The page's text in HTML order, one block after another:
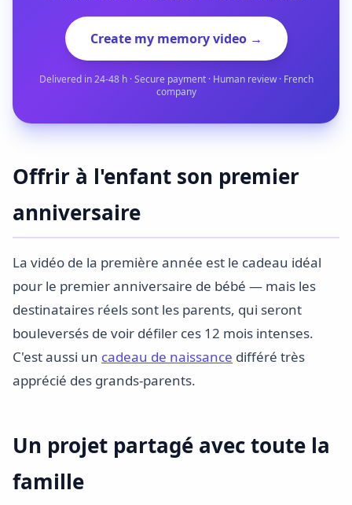
Create my memory video →
Delivered in 24-48 h · Secure payment · Human review · French
company
Offrir à l'enfant son premier
anniversaire
La vidéo de la première année est le cadeau idéal
pour le premier anniversaire de bébé — mais les
destinataires réels sont les parents, qui seront
bouleversés de voir défiler ces 12 mois intenses.
C'est aussi un cadeau de naissance différé très
apprécié des grands-parents.
Un projet partagé avec toute la
famille